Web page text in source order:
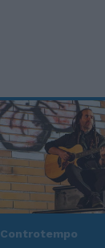
Controtempo